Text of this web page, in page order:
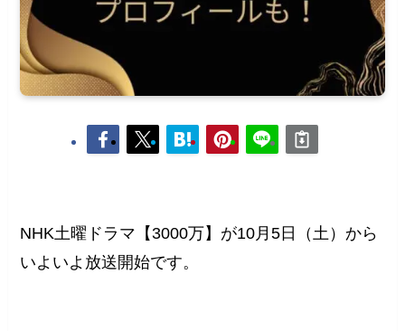
NHK土曜ドラマ【3000万】が10月5日（土）から
いよいよ放送開始です。